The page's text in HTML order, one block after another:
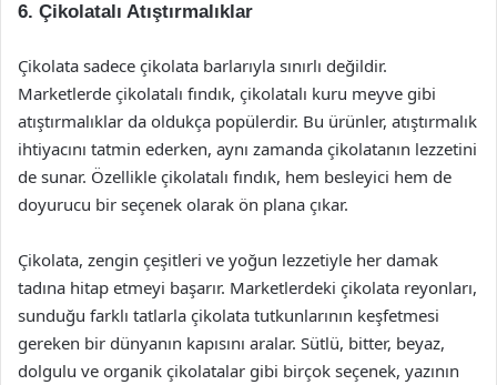
6. Çikolatalı Atıştırmalıklar
Çikolata sadece çikolata barlarıyla sınırlı değildir.
Marketlerde çikolatalı fındık, çikolatalı kuru meyve gibi
atıştırmalıklar da oldukça popülerdir. Bu ürünler, atıştırmalık
ihtiyacını tatmin ederken, aynı zamanda çikolatanın lezzetini
de sunar. Özellikle çikolatalı fındık, hem besleyici hem de
doyurucu bir seçenek olarak ön plana çıkar.
Çikolata, zengin çeşitleri ve yoğun lezzetiyle her damak
tadına hitap etmeyi başarır. Marketlerdeki çikolata reyonları,
sunduğu farklı tatlarla çikolata tutkunlarının keşfetmesi
gereken bir dünyanın kapısını aralar. Sütlü, bitter, beyaz,
dolgulu ve organik çikolatalar gibi birçok seçenek, yazının